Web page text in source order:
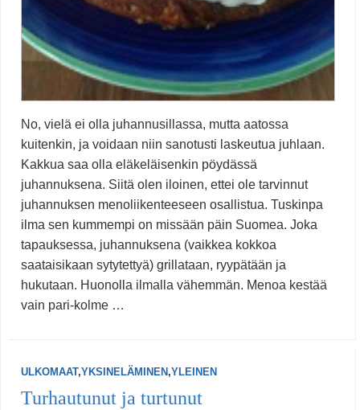
No, vielä ei olla juhannusillassa, mutta aatossa
kuitenkin, ja voidaan niin sanotusti laskeutua juhlaan.
Kakkua saa olla eläkeläisenkin pöydässä
juhannuksena. Siitä olen iloinen, ettei ole tarvinnut
juhannuksen menoliikenteeseen osallistua. Tuskinpa
ilma sen kummempi on missään päin Suomea. Joka
tapauksessa, juhannuksena (vaikkea kokkoa
saataisikaan sytytettyä) grillataan, ryypätään ja
hukutaan. Huonolla ilmalla vähemmän. Menoa kestää
vain pari-kolme …
ULKOMAAT,YKSINELÄMINEN ,YLEINEN
Turhautunut ja turtunut